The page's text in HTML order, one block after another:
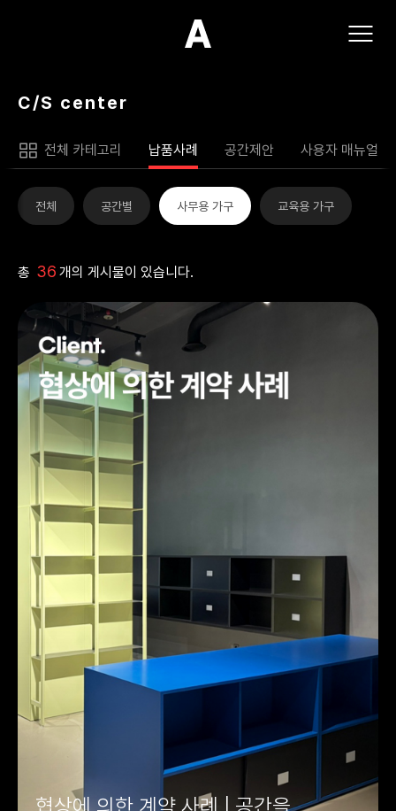
(주)아모스아인스가구
C/S center
전체 카테고리 납품사례 공간제안 사용자 매뉴얼
전체 공간별 사무용 가구 교육용 가구
총 36 개의 게시물이 있습니다.